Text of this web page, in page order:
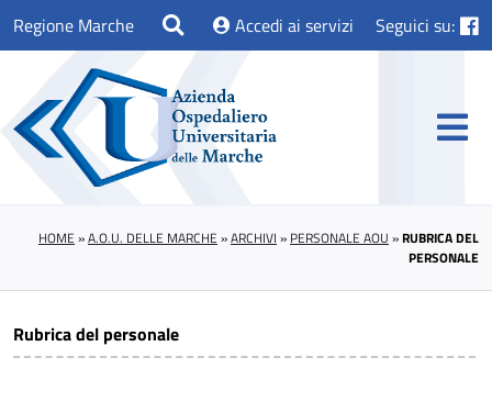
Regione Marche Accedi ai servizi Seguici su:
HOME »A.O.U. DELLE MARCHE »ARCHIVI » PERSONALE AOU »RUBRICA DEL
PERSONALE
Rubrica del personale